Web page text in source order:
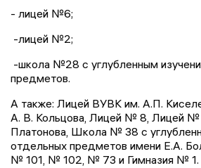
- лицей №6;
-лицей №2;
-школа №28 с углубленным
предметов.
А также: Лицей ВУВК им. А.П.
А. В. Кольцова, Лицей № 8, Лицей №
Платонова, Школа № 38 с
отдельных предметов имени Е.А.
№ 101, № 102, № 73 и Гимназия № 1.